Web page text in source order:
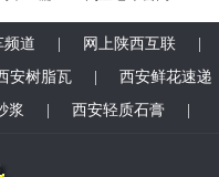
频道 | 网上陕西互联 |
安树脂瓦 |西安鲜花速递
浆
|西安轻质石膏 |